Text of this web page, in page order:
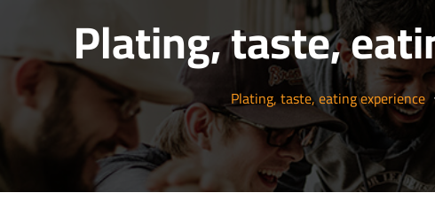
Plating, taste,
Plating, taste, eating experience